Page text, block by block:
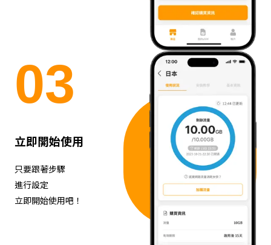
03
立即開始使用
只要跟著步驟
進行設定
立即開始使用吧！